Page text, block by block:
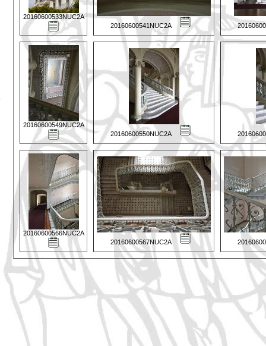
20160600533NUC2A
20160600541NUC2A
20160600549NUC2A
20160600550NUC2A
20160600566NUC2A
20160600567NUC2A